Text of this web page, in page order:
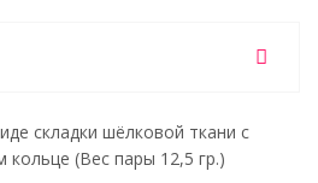
складки шёлковой ткани с
(Вес пары 12,5 гр.)